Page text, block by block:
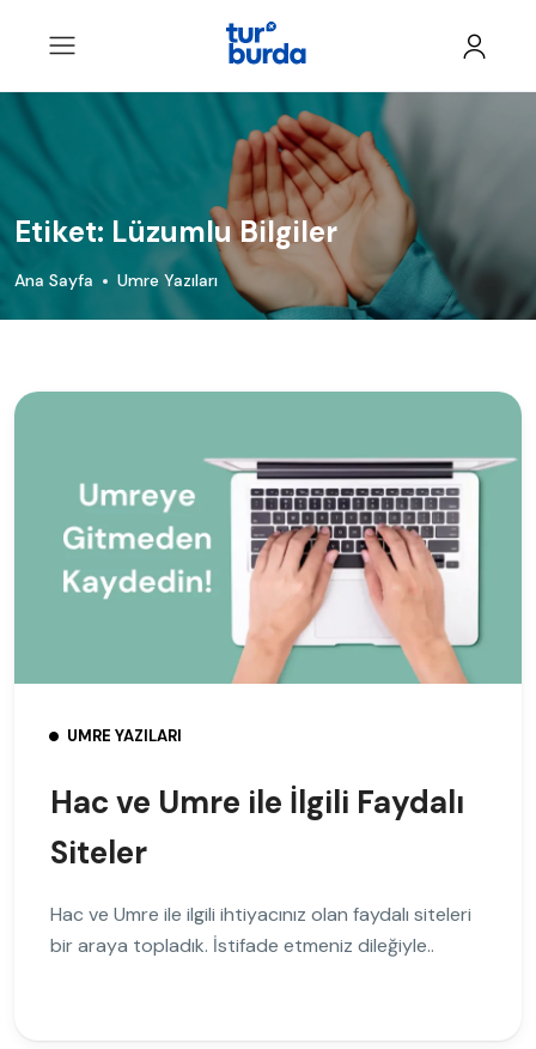
Etiket: Lüzumlu Bilgiler
Ana Sayfa Umre Yazıları
UMRE YAZILARI
Hac ve Umre ile İlgili Faydalı
Siteler
Hac ve Umre ile ilgili ihtiyacınız olan faydalı siteleri
bir araya topladık. İstifade etmeniz dileğiyle..